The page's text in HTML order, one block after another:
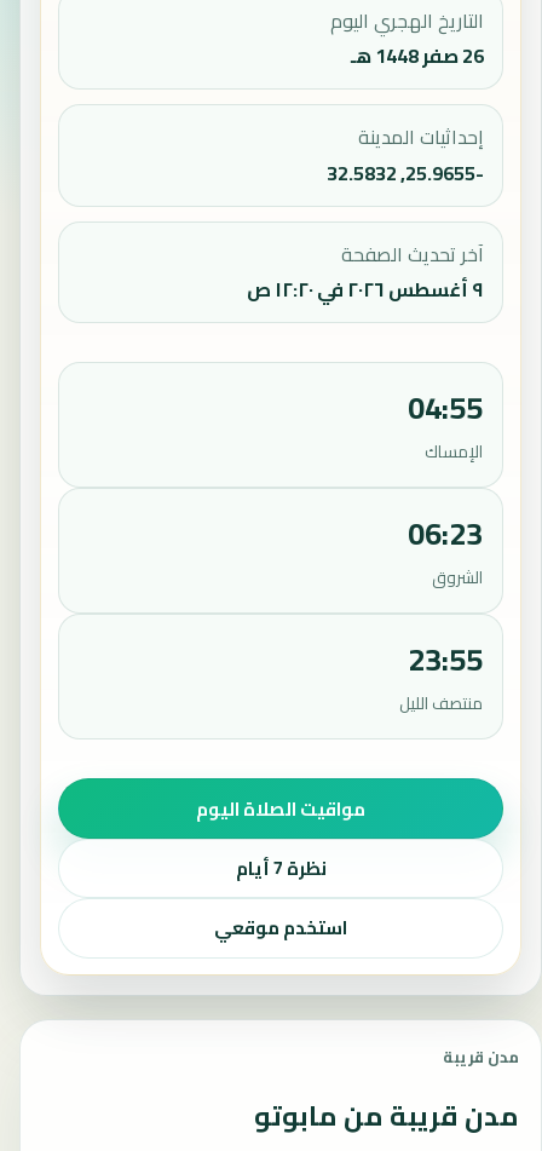
التاريخ الهجري اليوم
26 صفر 1448 هـ
إحداثيات المدينة
-25.9655, 32.5832
آخر تحديث الصفحة
٩ أغسطس ٢٠٢٦ في ١٢:٢٠ ص
04:55
الإمساك
06:23
الشروق
23:55
منتصف الليل
مواقيت الصلاة اليوم
نظرة 7 أيام
استخدم موقعي
مدن قريبة
مدن قريبة من مابوتو